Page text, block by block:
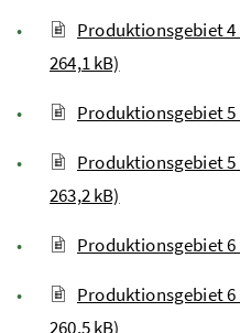
Produktionsgebiet 4
264,1 kB)
Produktionsgebiet 5
Produktionsgebiet 5
263,2 kB)
Produktionsgebiet 6
Produktionsgebiet 6
260,5 kB)